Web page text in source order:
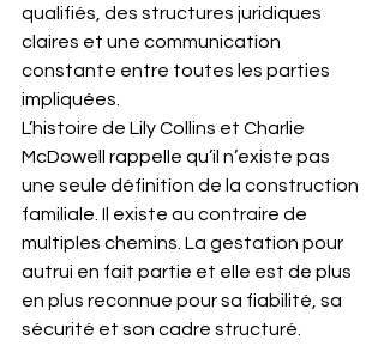
qualifiés, des structures juridiques
claires et une communication
constante entre toutes les parties
impliquées.
L’histoire de Lily Collins et Charlie
McDowell rappelle qu’il n’existe pas
une seule définition de la construction
familiale. Il existe au contraire de
multiples chemins. La gestation pour
autrui en fait partie et elle est de plus
en plus reconnue pour sa fiabilité, sa
sécurité et son cadre structuré.